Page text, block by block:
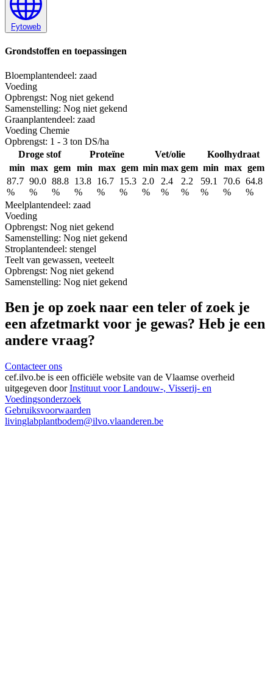
Fytoweb
Grondstoffen en toepassingen
Bloemplantendeel: zaad
Voeding
Opbrengst: Nog niet gekend
Samenstelling: Nog niet gekend
Graanplantendeel: zaad
Voeding Chemie
Opbrengst: 1 - 3 ton DS/ha
Droge stof
Proteïne Vet/olie
Koolhydraat
min max gem min max gem min max gem min max gem
87.7
%
90.0
%
88.8
%
13.8
%
16.7
%
15.3
%
2.0
%
2.4
%
2.2
%
59.1
%
70.6
%
64.8
%
Meelplantendeel: zaad
Voeding
Opbrengst: Nog niet gekend
Samenstelling: Nog niet gekend
Stroplantendeel: stengel
Teelt van gewassen, veeteelt
Opbrengst: Nog niet gekend
Samenstelling: Nog niet gekend
Ben je op zoek naar een teler of zoek je
een afzetmarkt voor je gewas? Heb je een
andere vraag?
Contacteer ons
cef.ilvo.be is een officiële website van de Vlaamse overheid
uitgegeven doorInstituut voor Landouw-, Visserij- en
Voedingsonderzoek
Gebruiksvoorwaarden
livinglabplantbodem@ilvo.vlaanderen.be